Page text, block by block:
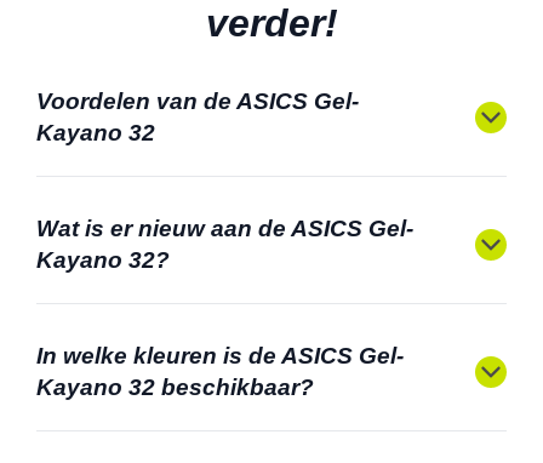
verder!
Voordelen van de ASICS Gel-
Kayano 32
Wat is er nieuw aan de ASICS Gel-
Kayano 32?
In welke kleuren is de ASICS Gel-
Kayano 32 beschikbaar?